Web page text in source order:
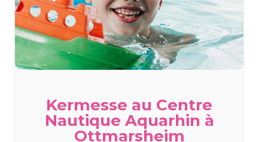
Kermesse au Centre
Nautique Aquarhin à
Ottmarsheim